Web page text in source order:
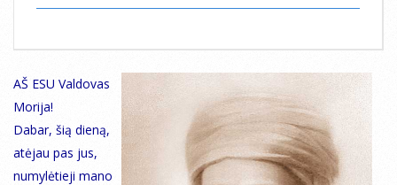
AŠ ESU Valdovas
Morija!
Dabar, šią dieną,
atėjau pas jus,
numylėtieji mano